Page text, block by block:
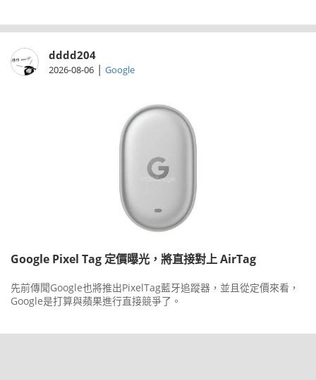
dddd204
2026-08-06 | Google
Google Pixel Tag 定價曝光，將直接對上 AirTag
先前傳聞Google也將推出PixelTag藍牙追蹤器，並且從定價來看，
Google是打算與蘋果進行直接競爭了。